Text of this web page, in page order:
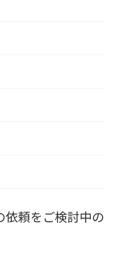
い合わせはお問い合わ
Layer）について】
の通信を暗号化していま
号化されます。
ーからWebブラウザに送
イトを利用することがで
がcookieとして送るファ
うな情報は含んでおり
依頼をご検討中の